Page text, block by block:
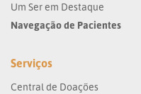
Um Ser em Destaque
Navegação de Pacientes
Serviços
Central de Doações